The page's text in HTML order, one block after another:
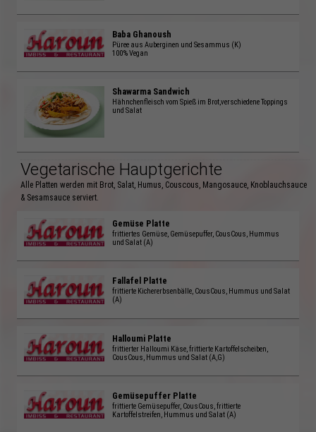
Baba Ghanoush
Püree aus Auberginen und Sesammus (K)
100% Vegan
Shawarma Sandwich
Hähnchenfleisch vom Spieß im Brot,verschiedene Toppings
und Salat
Vegetarische Hauptgerichte
Alle Platten werden mit Brot, Salat, Humus, Couscous, Mangosauce, Knoblauchsauce
& Sesamsauce serviert.
Gemüse Platte
frittiertes Gemüse, Gemüsepuffer, CousCous, Hummus
und Salat (A)
Fallafel Platte
frittierte Kichererbsenbälle, CousCous, Hummus und Salat
(A)
Halloumi Platte
frittierter Halloumi Käse, frittierte Kartoffelscheiben,
CousCous, Hummus und Salat (A,G)
Gemüsepuffer Platte
frittierte Gemüsepuffer, CousCous, frittierte
Kartoffelstreifen, Hummus und Salat (A)